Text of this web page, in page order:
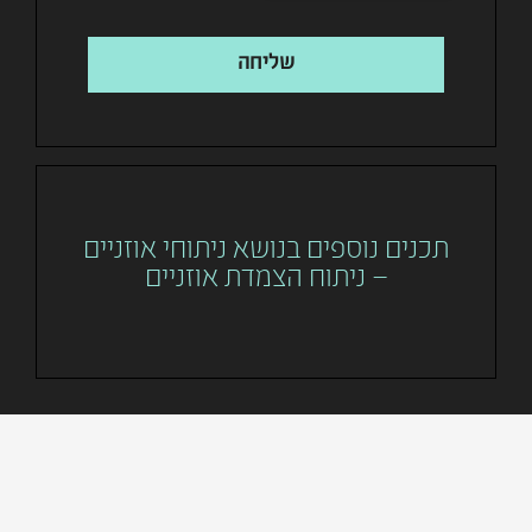
שליחה
תכנים נוספים בנושא ניתוחי אוזניים
– ניתוח הצמדת אוזניים